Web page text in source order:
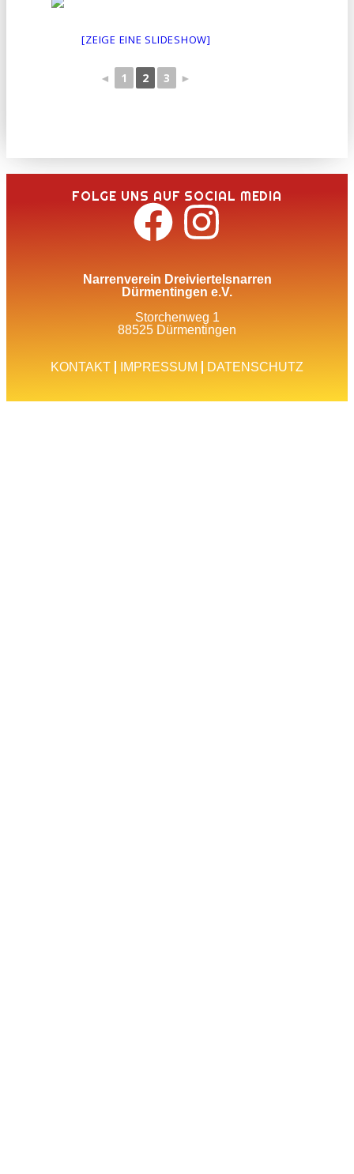
[ZEIGE EINE SLIDESHOW]
◄ 1 2 3 ►
Narrenverein Dreiviertelsnarren
Dürmentingen e.V.
Storchenweg 1
88525 Dürmentingen
KONTAKT IMPRESSUM DATENSCHUTZ
FOLGE UNS AUF SOCIAL MEDIA